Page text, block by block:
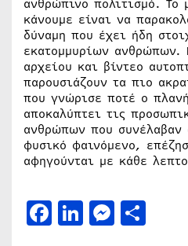
ανθρώπινο πολιτισμό.
κάνουμε είναι να
δύναμη που έχει ήδη
εκατομμυρίων ανθρώπων.
αρχείου και βίντεο
παρουσιάζουν τα πιο
που γνώρισε ποτέ ο
αποκαλύπτει τις
ανθρώπων που συνέλαβαν
φυσικό φαινόμενο,
αφηγούνται με κάθε
Facebook
LinkedIn